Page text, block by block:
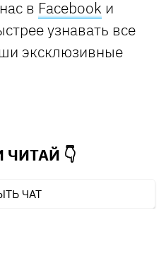
в Facebook и
узнавать все
эксклюзивные
ЧИТАЙ 👇
ЧАТ